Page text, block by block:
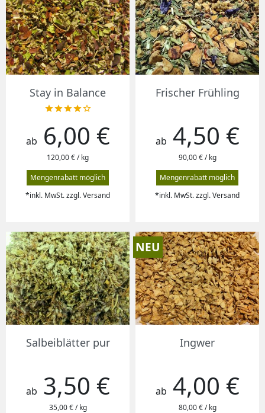
Stay in Balance

Preis
ab 6,00 €
120,00 € / kg
Mengenrabatt möglich
*inkl. MwSt. zzgl. Versand
Frischer Frühling
Preis
ab 4,50 €
90,00 € / kg
Mengenrabatt möglich
*inkl. MwSt. zzgl. Versand
Salbeiblätter pur
Preis
ab 3,50 €
35,00 € / kg
Ingwer
Preis
ab 4,00 €
80,00 € / kg
NEU